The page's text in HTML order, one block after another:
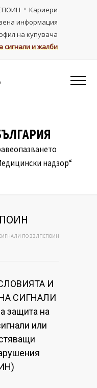
Кариери
информация
на купувача
сигнали и жалби
надзор“
ПО ЗЗЛПСПОИН
И
СИГНАЛИ
защита на
или